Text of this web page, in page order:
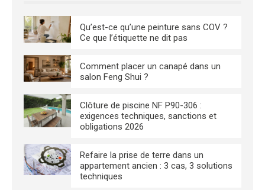
Qu’est-ce qu’une peinture sans COV ?
Ce que l’étiquette ne dit pas
Comment placer un canapé dans un
salon Feng Shui ?
Clôture de piscine NF P90-306 :
exigences techniques, sanctions et
obligations 2026
Refaire la prise de terre dans un
appartement ancien : 3 cas, 3 solutions
techniques